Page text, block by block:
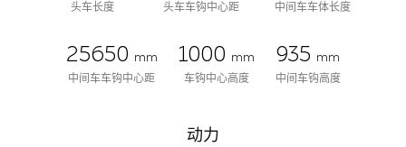
头车长度
头车车钩中心距
中间车车体长度
25650 mm
中间车车钩中心距
1000 mm
车钩中心高度
935 mm
中间车钩高度
动力